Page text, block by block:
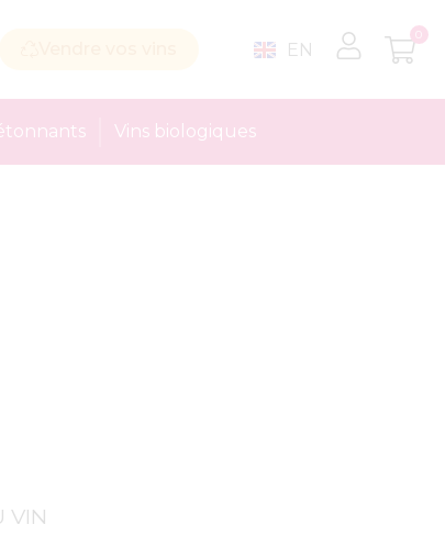
EN
0
Vins biologiques
VIN